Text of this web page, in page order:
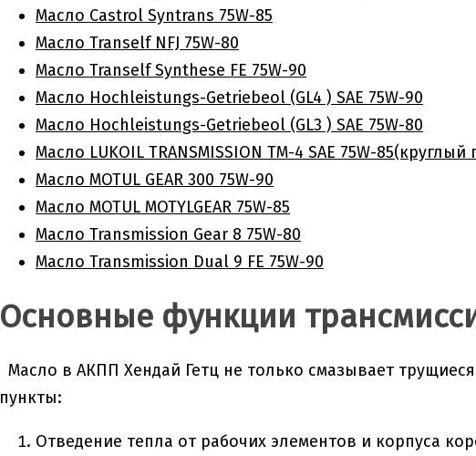
Масло Castrol Syntrans 75W-85
Масло Tranself NFJ 75W-80
Масло Tranself Synthese FE 75W-90
Масло Hochleistungs-Getriebeol (GL4 ) SAE 75W-90
Масло Hochleistungs-Getriebeol (GL3 ) SAE 75W-80
Масло LUKOIL TRANSMISSION TM-4 SAE 75W-85(круглый
Масло MOTUL GEAR 300 75W-90
Масло MOTUL MOTYLGEAR 75W-85
Масло Transmission Gear 8 75W-80
Масло Transmission Dual 9 FE 75W-90
Основные функции
Масло в АКПП Хендай Гетц не только смазывает
пункты:
Отведение тепла от рабочих элементов и корпуса